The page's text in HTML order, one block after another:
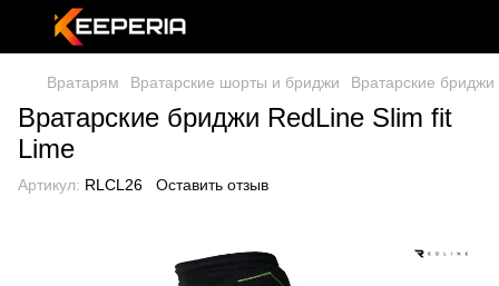
Вратарям Вратарские шорты и бриджи Вратарские
Вратарские бриджи RedLine Slim fit
Lime
Артикул: RLCL26 Оставить отзыв